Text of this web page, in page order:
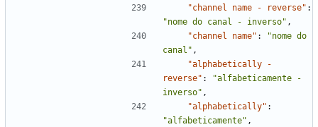
"channel name - reverse" :
"nome do canal - inverso" ,
"channel name" :
"nome do
canal" ,
"alphabetically -
reverse" :
"alfabeticamente -
inverso" ,
"alphabetically" :
"alfabeticamente" ,